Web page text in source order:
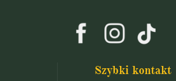
Szybki kontakt